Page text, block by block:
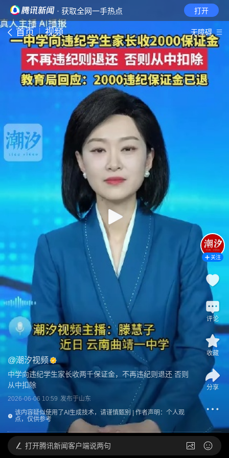
· 获取全网一手热点 打开
首页 视频 无障碍
@潮汐视频
中学向违纪学生家长收两千保证金，不再违纪则退还 否则
从中扣除
2026-06-06 10:59 发布于山东
该内容疑似使用了AI生成技术，请谨慎甄别 | 作者声明：个人观
点，仅供参考
关注
评论
收藏
分享
打开腾讯新闻客户端说两句